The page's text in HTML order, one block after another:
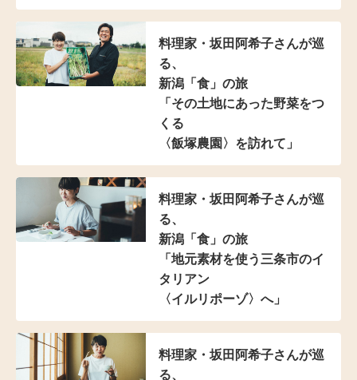
料理家・坂田阿希子さんが巡
る、
新潟「食」の旅
「その土地にあった野菜をつ
くる
〈飯塚農園〉を訪れて」
料理家・坂田阿希子さんが巡
る、
新潟「食」の旅
「地元素材を使う三条市のイ
タリアン
〈イルリポーゾ〉へ」
料理家・坂田阿希子さんが巡
る、